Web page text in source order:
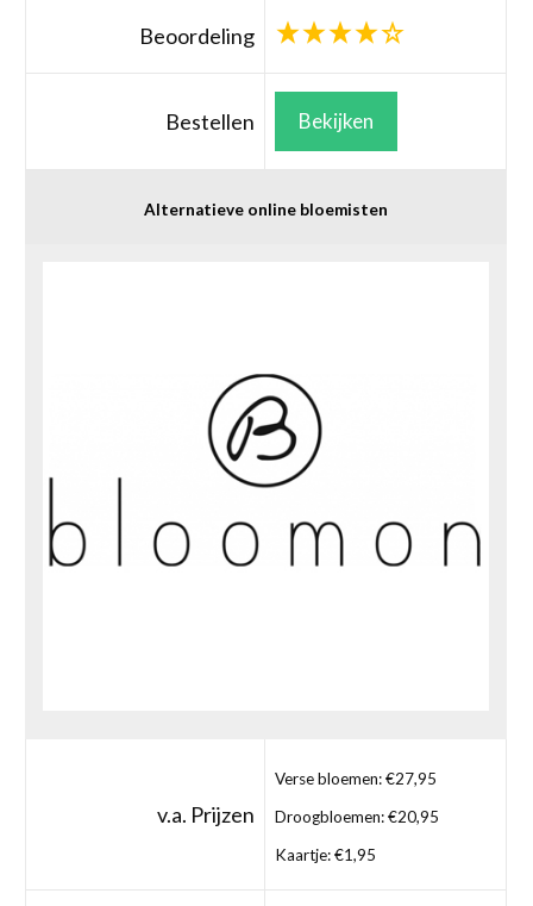
Beoordeling
Bestellen Bekijken
Alternatieve online bloemisten
v.a. Prijzen
Verse bloemen: €27,95
Droogbloemen: €20,95
Kaartje: €1,95